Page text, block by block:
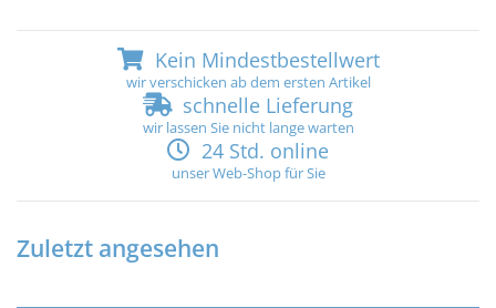
Kein Mindestbestellwert
wir verschicken ab dem ersten Artikel
schnelle Lieferung
wir lassen Sie nicht lange warten
24 Std. online
unser Web-Shop für Sie
Zuletzt angesehen